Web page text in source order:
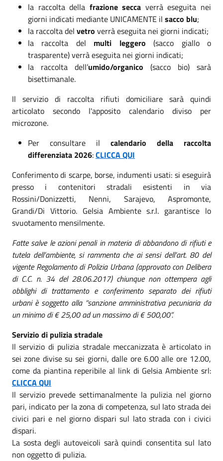
la raccolta della frazione secca verrà eseguita nei
giorni indicati mediante UNICAMENTE il sacco blu;
la raccolta del vetro verrà eseguita nei giorni indicati;
la raccolta del multi leggero (sacco giallo o
trasparente) verrà eseguita nei giorni indicati;
la raccolta dell’umido/organico (sacco bio) sarà
bisettimanale.
Il servizio di raccolta rifiuti domiciliare sarà quindi
articolato secondo l'apposito calendario diviso per
microzone.
Per consultare il calendario della raccolta
differenziata 2026:CLICCA QUI
Conferimento di scarpe, borse, indumenti usati: si eseguirà
presso i contenitori stradali esistenti in via
Rossini/Donizzetti, Nenni, Sarajevo, Aspromonte,
Grandi/Di Vittorio. Gelsia Ambiente s.r.l. garantisce lo
svuotamento mensilmente.
Fatte salve le azioni penali in materia di abbandono di rifiuti e
tutela dell’ambiente, si rammenta che ai sensi dell’art. 80 del
vigente Regolamento di Polizia Urbana (approvato con Delibera
di C.C. n. 34 del 28.06.2017) chiunque non ottempera agli
obblighi di trattamento e conferimento separato dei rifiuti
urbani è soggetto alla “sanzione amministrativa pecuniaria da
un minimo di € 25,00 ad un massimo di € 500,00”.
Servizio di pulizia stradale
Il servizio di pulizia stradale meccanizzata è articolato in
sei zone divise su sei giorni, dalle ore 6.00 alle ore 12.00,
come da piantina reperibile al link di Gelsia Ambiente srl:
CLICCA QUI
Il servizio prevede settimanalmente la pulizia nel giorno
pari, indicato per la zona di competenza, sul lato strada dei
civici pari e nel giorno dispari sul lato strada con i civici
dispari.
La sosta degli autoveicoli sarà quindi consentita sul lato
non oggetto di pulizia.